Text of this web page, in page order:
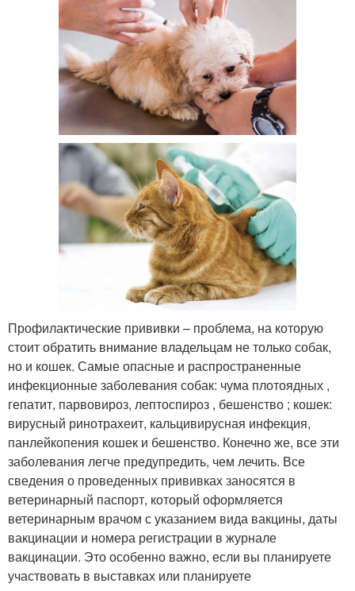
Профилактические прививки – проблема, на которую
стоит обратить внимание владельцам не только собак,
но и кошек. Самые опасные и распространенные
инфекционные заболевания собак: чума плотоядных ,
гепатит, парвовироз, лептоспироз , бешенство ; кошек:
вирусный ринотрахеит, кальцивирусная инфекция,
панлейкопения кошек и бешенство. Конечно же, все эти
заболевания легче предупредить, чем лечить. Все
сведения о проведенных прививках заносятся в
ветеринарный паспорт, который оформляется
ветеринарным врачом с указанием вида вакцины, даты
вакцинации и номера регистрации в журнале
вакцинации. Это особенно важно, если вы планируете
участвовать в выставках или планируете